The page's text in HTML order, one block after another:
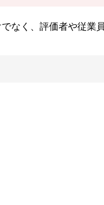
なく、評価者や従業